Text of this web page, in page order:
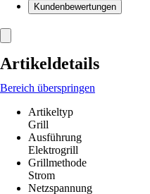
Kundenbewertungen
Artikeldetails
Bereich überspringen
Artikeltyp
Grill
Ausführung
Elektrogrill
Grillmethode
Strom
Netzspannung